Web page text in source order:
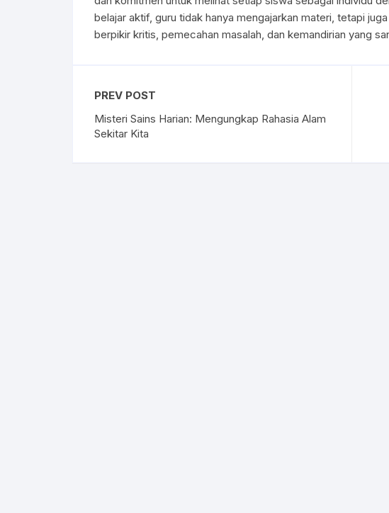
belajar aktif, guru tidak hanya mengajarkan materi, tetapi
berpikir kritis, pemecahan masalah, dan kemandirian yang
PREV POST
Misteri Sains Harian: Mengungkap Rahasia Alam
Sekitar Kita